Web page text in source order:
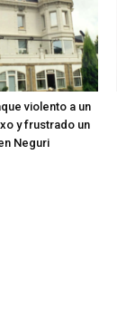
violento a un
y frustrado un
Neguri